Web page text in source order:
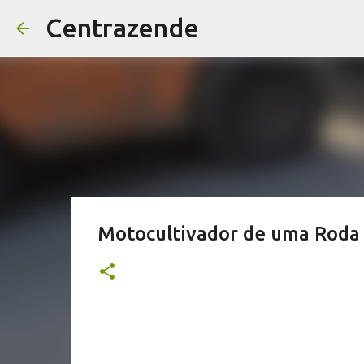
Centrazende
Motocultivador de uma Roda